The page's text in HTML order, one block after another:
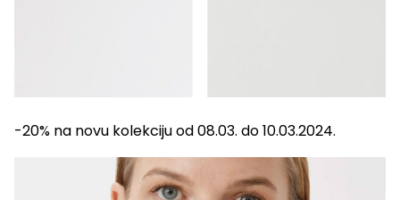
-20% na novu kolekciju od 08.03. do 10.03.2024.